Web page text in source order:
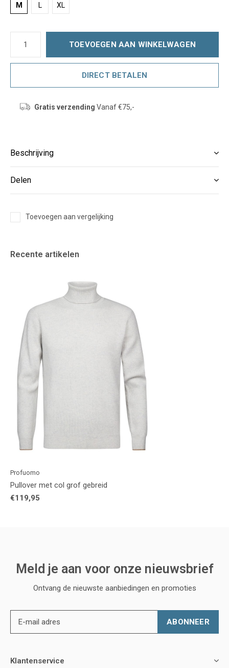
M L XL
TOEVOEGEN AAN WINKELWAGEN
DIRECT BETALEN
Gratis verzending Vanaf €75,-
Beschrijving
Delen
Toevoegen aan vergelijking
Recente artikelen
Profuomo
Pullover met col grof gebreid
€119,95
Meld je aan voor onze nieuwsbrief
Ontvang de nieuwste aanbiedingen en promoties
ABONNEER
Klantenservice